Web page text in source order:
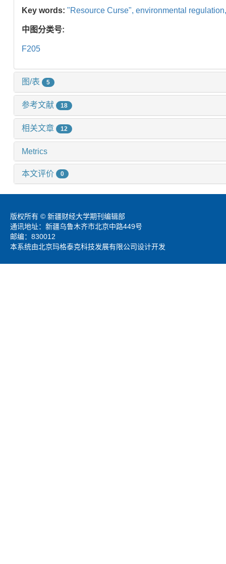
Key words: "Resource Curse", environmental
中图分类号:
F205
图/表 5
参考文献 18
相关文章 12
Metrics
本文评价 0
版权所有 © 新疆财经大学期刊编辑部
通讯地址：新疆乌鲁木齐市北京中路449号
邮编：830012
本系统由北京玛格泰克科技发展有限公司设计开发